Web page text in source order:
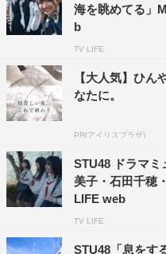
今回のMVプレミア公開に
は「初めてセンターを務
STU48を知らない人にも
を語った。石田及びMV監
文は、次ページを参照。
海を眺めてる」
b
TV LIFE
【大人気】ひん
なたに。
PR(アイリスプラザ)
STU48 ドラマミ
美子・石田千穂
LIFE web
TV LIFE
STU48「息をす